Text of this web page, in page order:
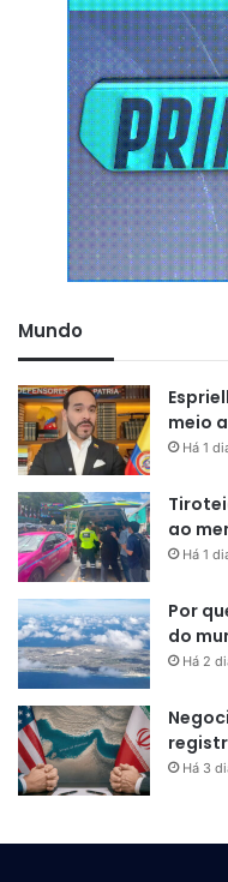
dezembro de 2025. O
distópico em que a
robôs garimpeiros.
último sobrevivente de
sobrevivência e
tecnológico e da
Além da mostra
Awards, o filme de
festivaisNature
dos Estados Unidos, e
curta-metragem de
As seleções
fortalecimento de
cinema independente na
oportunidades para
Mundo
meio
Há 1
ao
Há 1
Por
do
Há 2
Há 3